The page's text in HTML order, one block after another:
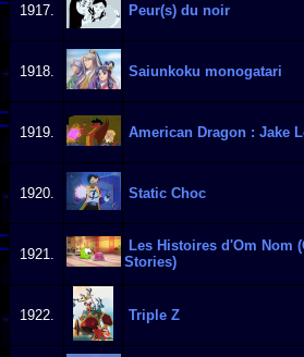
1917. Peur(s) du noir
1918. Saiunkoku monogatari
1919. American Dragon : Jake
1920. Static Choc
1921.
Les Histoires d'Om Nom
Stories)
1922. Triple Z